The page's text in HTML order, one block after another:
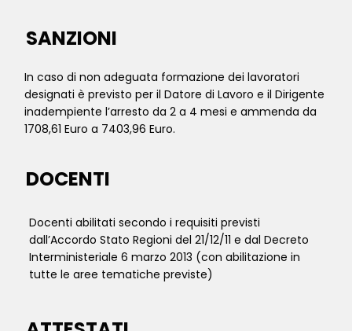
SANZIONI
In caso di non adeguata formazione dei lavoratori
designati è previsto per il Datore di Lavoro e il Dirigente
inadempiente l’arresto da 2 a 4 mesi e ammenda da
1708,61 Euro a 7403,96 Euro.
DOCENTI
Docenti abilitati secondo i requisiti previsti
dall’Accordo Stato Regioni del 21/12/11 e dal Decreto
Interministeriale 6 marzo 2013 (con abilitazione in
tutte le aree tematiche previste)